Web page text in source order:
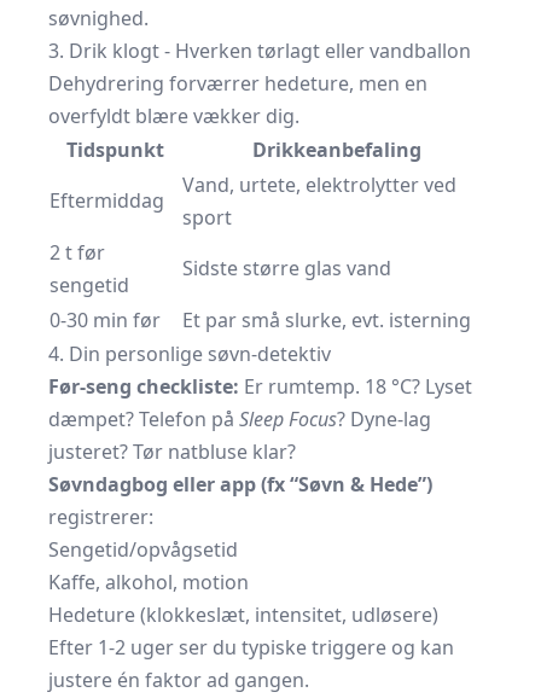
søvnighed.
3. Drik klogt - Hverken tørlagt eller vandballon
Dehydrering forværrer hedeture, men en
overfyldt blære vækker dig.
Tidspunkt
Drikkeanbefaling
Eftermiddag
Vand, urtete, elektrolytter ved
sport
2 t før
sengetid
Sidste større glas vand
0-30 min før
Et par små slurke, evt. isterning
4. Din personlige søvn-detektiv
Før-seng checkliste: Er rumtemp. 18 °C? Lyset
dæmpet? Telefon på Sleep Focus? Dyne-lag
justeret? Tør natbluse klar?
Søvndagbog eller app (fx “Søvn & Hede”)
registrerer:
Sengetid/op­våg­se­tid
Kaffe, alkohol, motion
Hedeture (klokkeslæt, intensitet, udløsere)
Efter 1-2 uger ser du typiske triggere og kan
justere én faktor ad gangen.